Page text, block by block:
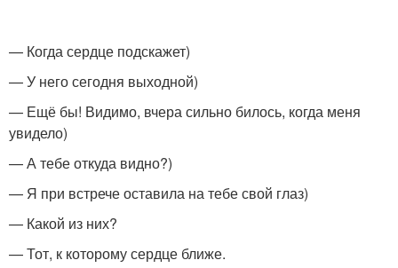
— Когда сердце подскажет)
— У него сегодня выходной)
— Ещё бы! Видимо, вчера сильно билось, когда меня
увидело)
— А тебе откуда видно?)
— Я при встрече оставила на тебе свой глаз)
— Какой из них?
— Тот, к которому сердце ближе.